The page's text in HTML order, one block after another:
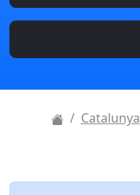
Catalunya